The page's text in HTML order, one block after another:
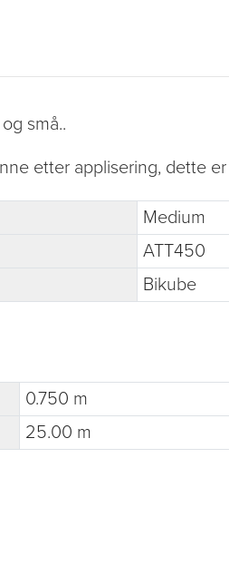
små..
etter applisering, dette
Medium
ATT450
Bikube
0.750 m
25.00 m